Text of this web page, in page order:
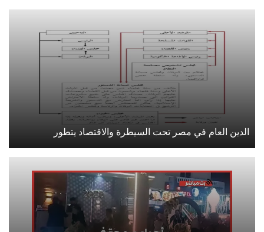
الدين العام في مصر تحت السيطرة والاقتصاد يتطور